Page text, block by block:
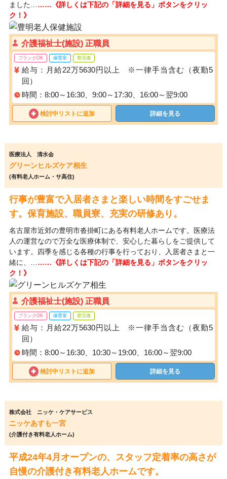
ました… ……《詳しくは下記の「詳細を見る」ボタンをクリッ
ク！》
介護福祉士(施設) 正職員
ブランクOK 保育室 寮完備
給与：月給22万5630円以上 ※一律手当含む（夜勤5
回）
時間：8:00～16:30、9:00～17:30、16:00～翌9:00
検討中リストに追加 詳細を見る
医療法人 清水会
グリーンヒルズケア相生
(有料老人ホーム・サ高住)
行事が豊富で入居者さまと楽しい時間をすごせま
す。保育施設、職員寮、充実の研修あり。
名古屋市近郊の豊明市沓掛町にある有料老人ホームです。医療法
人の運営なので万全な医療体制で、安心した暮らしをご提供して
います。四季を感じる各種の行事を行っており、入居者さまと一
緒に、… ……《詳しくは下記の「詳細を見る」ボタンをクリッ
ク！》
介護福祉士(施設) 正職員
ブランクOK 保育室 寮完備
給与：月給22万5630円以上 ※一律手当含む（夜勤5
回）
時間：8:00～16:30、10:30～19:00、16:00～翌9:00
検討中リストに追加 詳細を見る
株式会社 ニッケ・ケアサービス
ニッケあすも一宮
(介護付き有料老人ホーム)
平成24年4月オープンの、スタッフ定着率の高さが
自慢の介護付き有料老人ホームです。